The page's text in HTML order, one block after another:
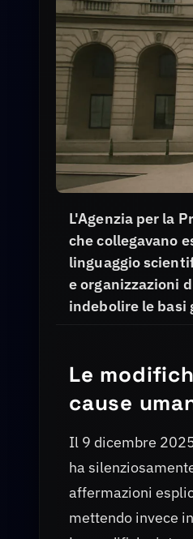
L'Agenzia per la
che collegavano
linguaggio
e organizzazioni
indebolire le basi
Le
cause
Il 9 dicembre
ha
affermazioni
mettendo invece